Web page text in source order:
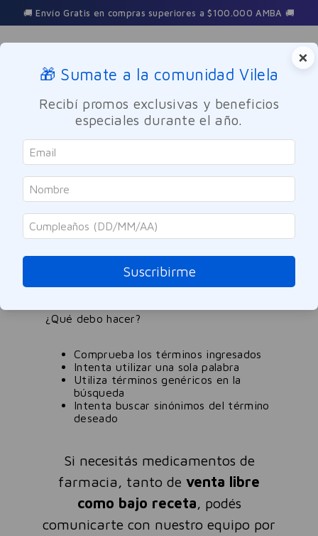
🚚 Envío Gratis en compras superiores a $100.000 AMBA 🚚
Buscar
primer-revlon-photoready-rose-glow-prep-hydratante-refresh-x-
36-ml-311271
OOPS!
No encontramos ningún resultado para
primer-revlon-photoready-rose-glow-
¿Qué debo hacer?
Comprueba los términos ingresados
Intenta utilizar una sola palabra
Utiliza términos genéricos en la
búsqueda
Intenta buscar sinónimos del término
deseado
Si necesitás medicamentos de
farmacia, tanto de venta libre
como bajo receta, podés
comunicarte con nuestro equipo por
×
🎁 Sumate a la comunidad Vilela
Recibí promos exclusivas y beneficios
especiales durante el año.
Suscribirme